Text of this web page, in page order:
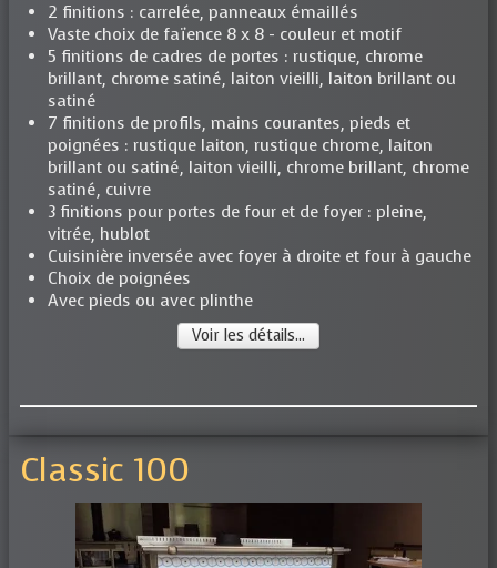
2 finitions : carrelée, panneaux émaillés
Vaste choix de faïence 8 x 8 - couleur et motif
5 finitions de cadres de portes : rustique, chrome
brillant, chrome satiné, laiton vieilli, laiton brillant ou
satiné
7 finitions de profils, mains courantes, pieds et
poignées : rustique laiton, rustique chrome, laiton
brillant ou satiné, laiton vieilli, chrome brillant, chrome
satiné, cuivre
3 finitions pour portes de four et de foyer : pleine,
vitrée, hublot
Cuisinière inversée avec foyer à droite et four à gauche
Choix de poignées
Avec pieds ou avec plinthe
Voir les détails...
Classic 100